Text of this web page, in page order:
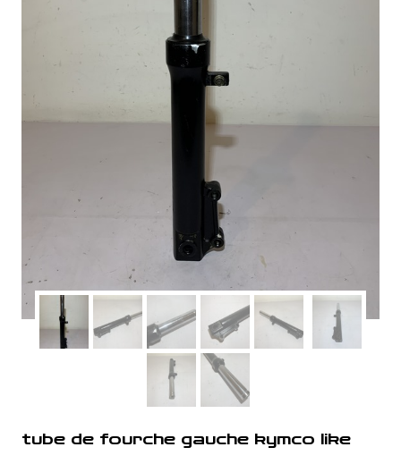
tube de fourche gauche kymco like